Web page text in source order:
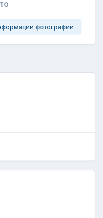
фотографии